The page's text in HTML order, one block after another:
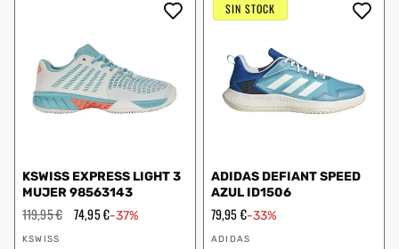
KSWISS EXPRESS LIGHT 3
MUJER 98563143
Precio
habitual
119,95 € Precio
de
74,95 €-37%
Proveedor:
KSWISS
SIN STOCK
ADIDAS DEFIANT SPEED
AZUL ID1506
Precio
de
oferta
79,95 €-33%
Proveedor:
ADIDAS